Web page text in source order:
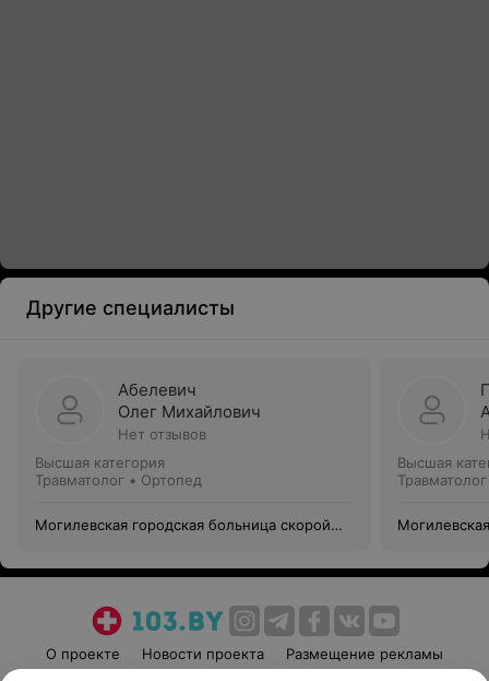
Другие специалисты
Абелевич
Олег Михайлович
Нет отзывов
Высшая категория
Травматолог • Ортопед
Могилевская городская больница скорой
Высшая
О проекте Новости проекта
Размещение рекламы